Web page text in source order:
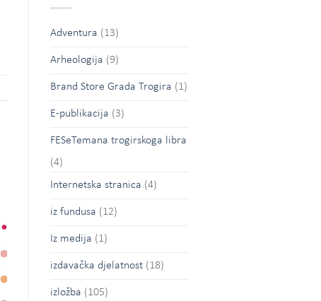
Adventura (13)
Arheologija (9)
Brand Store Grada Trogira (1)
E-publikacija (3)
FESeTemana trogirskoga libra
(4)
Internetska stranica (4)
iz fundusa (12)
Iz medija (1)
izdavačka djelatnost(18)
izložba (105)